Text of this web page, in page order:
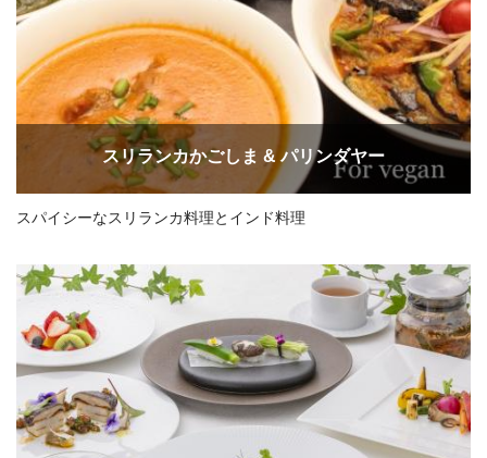
スリランカかごしま & パリンダヤー
スパイシーなスリランカ料理とインド料理